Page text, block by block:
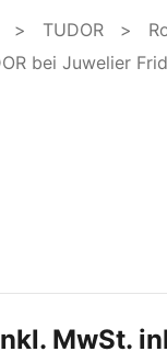
> TUDOR >
MwSt.